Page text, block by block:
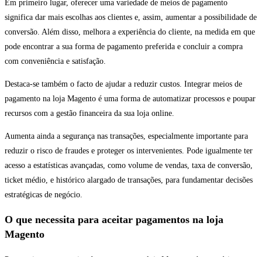
Em primeiro lugar, oferecer uma variedade de meios de pagamento
significa dar mais escolhas aos clientes e, assim, aumentar a possibilidade de
conversão. Além disso, melhora a experiência do cliente, na medida em que
pode encontrar a sua forma de pagamento preferida e concluir a compra
com conveniência e satisfação.
Destaca-se também o facto de ajudar a reduzir custos. Integrar meios de
pagamento na loja Magento é uma forma de automatizar processos e poupar
recursos com a gestão financeira da sua loja online.
Aumenta ainda a segurança nas transações, especialmente importante para
reduzir o risco de fraudes e proteger os intervenientes. Pode igualmente ter
acesso a estatísticas avançadas, como volume de vendas, taxa de conversão,
ticket médio, e histórico alargado de transações, para fundamentar decisões
estratégicas de negócio.
O que necessita para aceitar pagamentos na loja
Magento